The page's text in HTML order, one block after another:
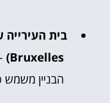
Bruxelles)
הבניין